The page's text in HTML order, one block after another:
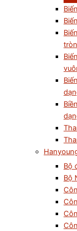
tròn
Bộ
Bộ